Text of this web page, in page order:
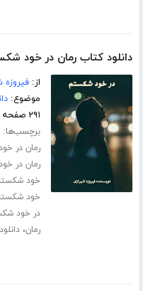
دانلود کتاب رمان در خود
از:فیروزه
موضوع:
۲۹۱ صفحه
برچسب‌ها:
رمان در
رمان در
خود
خود
در خود
رمان،